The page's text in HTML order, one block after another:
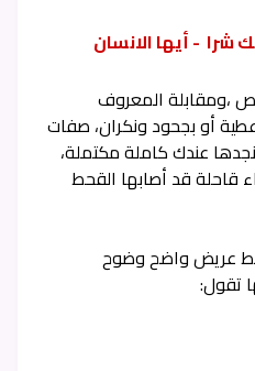
شرا - أيها الانسان
،ومقابلة المعروف
أو بجحود ونكران، صفات
عندك كاملة مكتملة،
قاحلة قد أصابها القحط
عريض واضح وضوح
تقول: